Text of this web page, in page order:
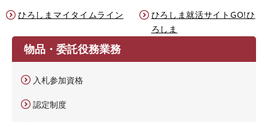
ひろしまマイタイムライン
ひろしま就活サイトGO!ひ
ろしま
物品・委託役務業務
入札参加資格
認定制度